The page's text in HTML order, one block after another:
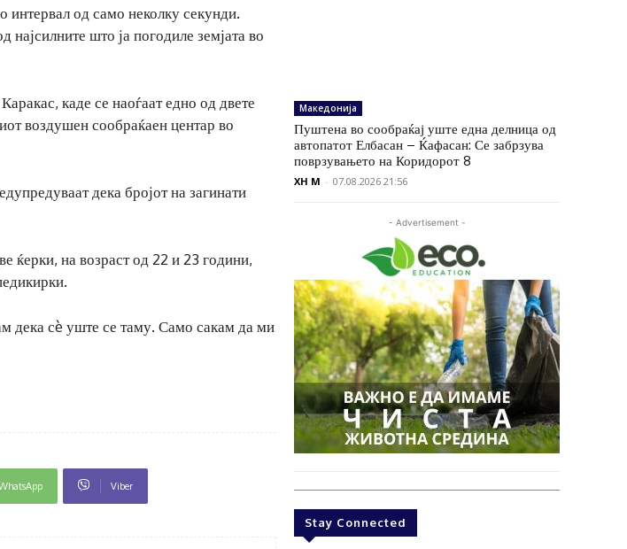
интервал од само неколку секунди.
најсилните што ја погодиле земјата во
каде се наоѓаат едно од двете
воздушен сообраќаен центар во
дека бројот на загинати
ќерки, на возраст од 22 и 23 години,
дека сè уште се таму. Само сакам да ми
Viber
Македонија
Пуштена во сообраќај уште една делница од
автопатот Елбасан – Ќафасан: Се забрзува
поврзувањето на Коридорот 8
XH M - 07.08.2026 21:56
- Advertisement -
Stay Connected